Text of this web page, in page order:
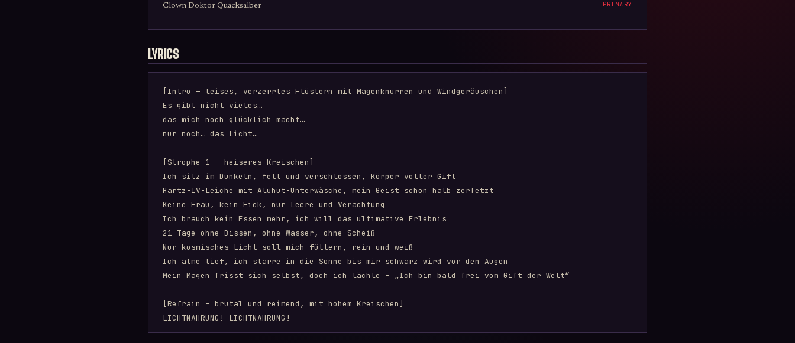
Clown Doktor Quacksalber PRIMARY
LYRICS
[Intro – leises, verzerrtes Flüstern mit Magenknurren und Windgeräuschen]
Es gibt nicht vieles…
das mich noch glücklich macht…
nur noch… das Licht…
[Strophe 1 – heiseres Kreischen]
Ich sitz im Dunkeln, fett und verschlossen, Körper voller Gift
Hartz-IV-Leiche mit Aluhut-Unterwäsche, mein Geist schon halb zerfetzt
Keine Frau, kein Fick, nur Leere und Verachtung
Ich brauch kein Essen mehr, ich will das ultimative Erlebnis
21 Tage ohne Bissen, ohne Wasser, ohne Scheiß
Nur kosmisches Licht soll mich füttern, rein und weiß
Ich atme tief, ich starre in die Sonne bis mir schwarz wird vor den Augen
Mein Magen frisst sich selbst, doch ich lächle – „Ich bin bald frei vom Gift der Welt“
[Refrain – brutal und reimend, mit hohem Kreischen]
LICHTNAHRUNG! LICHTNAHRUNG!
Fress mich auf, du goldenes Licht!